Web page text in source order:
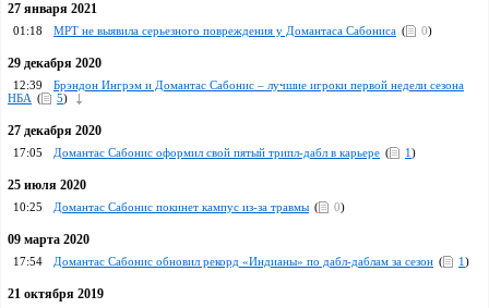
27 января 2021
01:18 МРТ не выявила серьезного повреждения у Домантаса Сабониса ( 0)
29 декабря 2020
12:39
Брэндон Ингрэм и Домантас Сабонис – лучшие игроки первой недели сезона
НБА ( 5)
27 декабря 2020
17:05 Домантас Сабонис оформил свой пятый трипл-дабл в карьере ( 1)
25 июля 2020
10:25 Домантас Сабонис покинет кампус из-за травмы ( 0)
09 марта 2020
17:54 Домантас Сабонис обновил рекорд «Индианы» по дабл-даблам за сезон ( 1)
21 октября 2019